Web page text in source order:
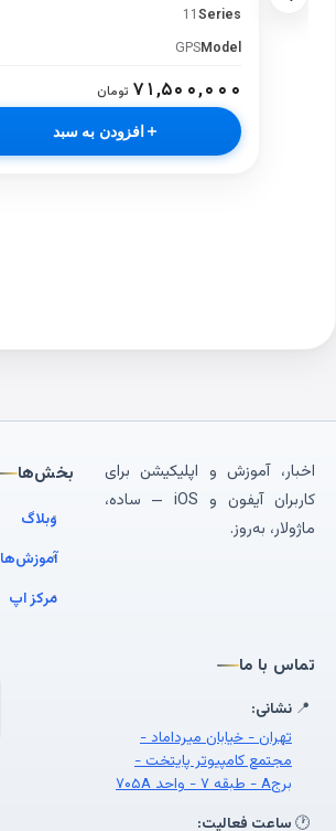
Series
11
Model
GPS
۷۱,۵۰۰,۰۰۰ تومان
افزودن به سبد
اخبار، آموزش و اپلیکیشن برای
کاربران آیفون و iOS — ساده،
ماژولار، به‌روز.
بخش‌ها
وبلاگ
آموزش‌ها
مرکز اپ
تماس با ما
📍 نشانی:
تهران - خیابان میرداماد -
مجتمع کامپیوتر پایتخت -
برجA - طبقه ۷ - واحد ۷۰۵A
🕐 ساعت فعالیت: